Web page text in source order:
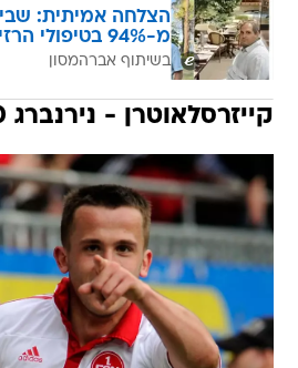
הצלחה אמיתית:
מ-94% בטיפולי הרזיה
בשיתוף אברהמסון
קייזרסלאוטרן - נירנברג 2:0